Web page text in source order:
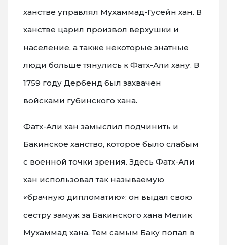
ханстве управлял Мухаммад-Гусейн хан. В
ханстве царил произвол верхушки и
население, а также некоторые знатные
люди больше тянулись к Фатх-Али хану. В
1759 году Дербенд был захвачен
войсками губинского хана.
Фатх-Али хан замыслил подчинить и
Бакинское ханство, которое было слабым
с военной точки зрения. Здесь Фатх-Али
хан использовал так называемую
«брачную дипломатию»: он выдал свою
сестру замуж за Бакинского хана Мелик
Мухаммад хана. Тем самым Баку попал в